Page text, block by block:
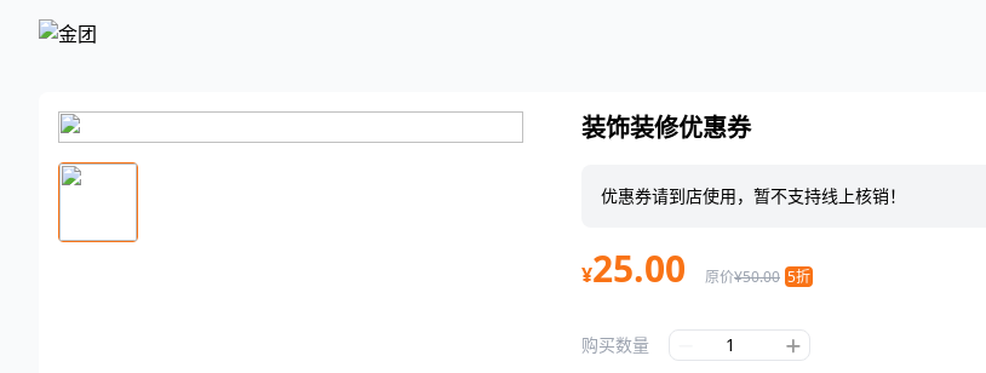
装饰装修优惠券
优惠券请到店使用，暂不支持线上核销！
¥25.00 原价¥50.00 5折
购买数量